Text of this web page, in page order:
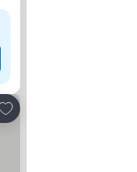
Favoriten hinzufügen